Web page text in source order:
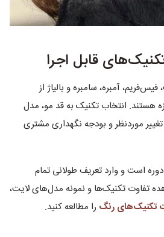
قابل اجرا
آمبره، سامبره و بالیاژ از
هستند. انتخاب تکنیک به قد مو، مدل
موردنظر و بودجه نگهداری مشتری
است و وارد تعریف طولانی تمام
تفاوت تکنیک‌ها و نمونه مدل‌های لایت،
تکنیک‌های رنگ را مطالعه کنید.